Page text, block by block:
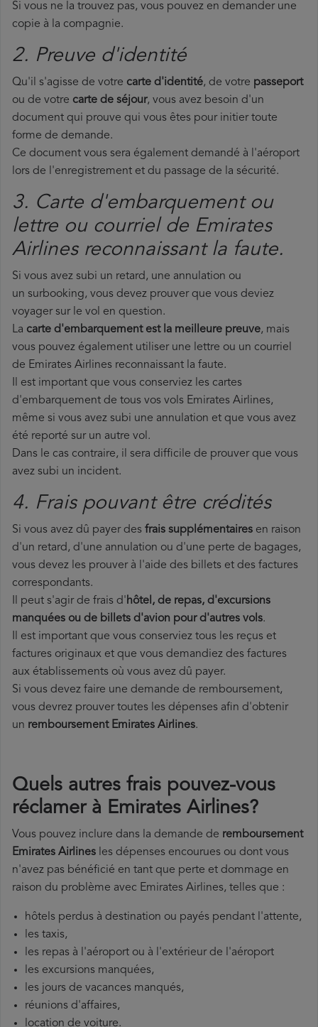
Si vous ne la trouvez pas, vous pouvez en demander une
copie à la compagnie.
2. Preuve d'identité
Qu'il s'agisse de votre carte d'identité, de votre passeport
ou de votre carte de séjour, vous avez besoin d'un
document qui prouve qui vous êtes pour initier toute
forme de demande.
Ce document vous sera également demandé à l'aéroport
lors de l'enregistrement et du passage de la sécurité.
3. Carte d'embarquement ou
lettre ou courriel de Emirates
Airlines reconnaissant la faute.
Si vous avez subi un retard, une annulation ou
un surbooking, vous devez prouver que vous deviez
voyager sur le vol en question.
La carte d'embarquement est la meilleure preuve, mais
vous pouvez également utiliser une lettre ou un courriel
de Emirates Airlines reconnaissant la faute.
Il est important que vous conserviez les cartes
d'embarquement de tous vos vols Emirates Airlines,
même si vous avez subi une annulation et que vous avez
été reporté sur un autre vol.
Dans le cas contraire, il sera difficile de prouver que vous
avez subi un incident.
4. Frais pouvant être crédités
Si vous avez dû payer des frais supplémentaires en raison
d'un retard, d'une annulation ou d'une perte de bagages,
vous devez les prouver à l'aide des billets et des factures
correspondants.
Il peut s'agir de frais d'hôtel, de repas, d'excursions
manquées ou de billets d'avion pour d'autres vols.
Il est important que vous conserviez tous les reçus et
factures originaux et que vous demandiez des factures
aux établissements où vous avez dû payer.
Si vous devez faire une demande de remboursement,
vous devrez prouver toutes les dépenses afin d'obtenir
un remboursement Emirates Airlines.
Quels autres frais pouvez-vous
réclamer à Emirates Airlines?
Vous pouvez inclure dans la demande de remboursement
Emirates Airlines les dépenses encourues ou dont vous
n'avez pas bénéficié en tant que perte et dommage en
raison du problème avec Emirates Airlines, telles que :
hôtels perdus à destination ou payés pendant l'attente,
les taxis,
les repas à l'aéroport ou à l'extérieur de l'aéroport
les excursions manquées,
les jours de vacances manqués,
réunions d'affaires,
location de voiture.